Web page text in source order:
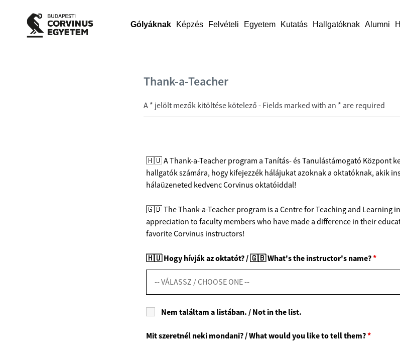
Gólyáknak Képzés Felvételi Egyetem Kutatás Hallgatóknak Alumni
Thank-a-Teacher
A * jelölt mezők kitöltése kötelező - Fields marked with an * are required
🇭🇺 A Thank-a-Teacher program a Tanítás- és Tanulástámogató Központ
hallgatók számára, hogy kifejezzék hálájukat azoknak a oktatóknak, akik
hálaüzeneted kedvenc Corvinus oktatóiddal!
🇬🇧 The Thank-a-Teacher program is a Centre for Teaching and Learning
appreciation to faculty members who have made a difference in their
favorite Corvinus instructors!
🇭🇺 Hogy hívják az oktatót? / 🇬🇧 What's the instructor's name?*
Nem találtam a listában. / Not in the list.
Mit szeretnél neki mondani? / What would you like to tell them?*